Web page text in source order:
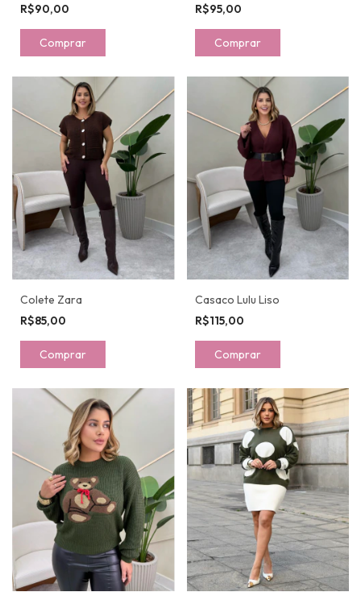
R$90,00
Comprar
R$95,00
Comprar
Colete Zara
R$85,00
Comprar
Casaco Lulu Liso
R$115,00
Comprar